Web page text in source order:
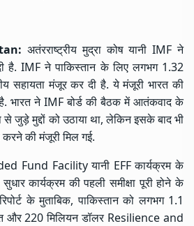
अतंरराष्ट्रीय मुद्रा कोष यानी IMF ने
है. IMF ने पाकिस्तान के लिए लगभग 1.32
सहायता मंजूर कर दी है. ये मंजूरी भारत की
भारत ने IMF बोर्ड की बैठक में आतंकवाद के
से जुड़े मुद्दों को उठाया था, लेकिन इसके बाद भी
की मंजूरी मिल गई.
Fund Facility यानी EFF कार्यक्रम के
कार्यक्रम की पहली समीक्षा पूरी होने के
के मुताबिक, पाकिस्तान को लगभग 1.1
और 220 मिलियन डॉलर Resilience and